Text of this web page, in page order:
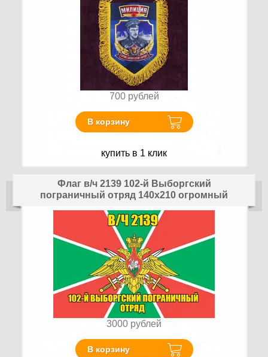
700 рублей
В корзину
купить в 1 клик
Флаг в/ч 2139 102-й Выборгский
пограничный отряд 140х210 огромный
3000 рублей
В корзину